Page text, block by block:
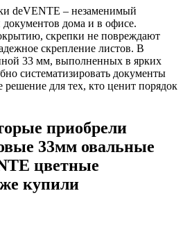
deVENTE – незаменимый
дома и в офисе.
скрепки не повреждают
скрепление листов. В
33 мм, выполненных в ярких
систематизировать документы
решение для тех, кто ценит порядок
приобрели
33мм овальные
цветные
купили